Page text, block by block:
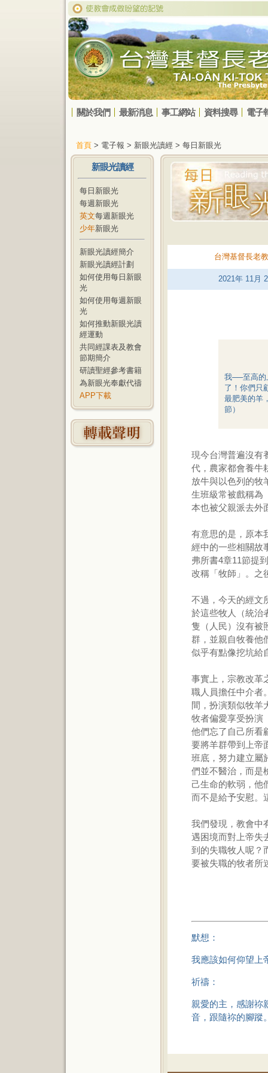
關於我們 最新消息 事工網站 資料搜尋 電子
首頁 > 電子報 > 新眼光讀經 > 每日新眼光
新眼光讀經
每日新眼光
每週新眼光
英文每週新眼光
少年新眼光
新眼光讀經簡介
新眼光讀經計劃
如何使用每日新眼
光
如何使用每週新眼
光
如何推動新眼光讀
經運動
共同經課表及教會
節期簡介
研讀聖經參考書籍
為新眼光奉獻代禱
APP下載
台灣基督長老
2021年 11月
我──至高的
了！你們只
最肥美的羊
節）
現今台灣普遍沒有
代，農家都會養牛
放牛與以色列的牧
生班級常被戲稱為
本也被父親派去外
有意思的是，原本
經中的一些相關故
弗所書4章11節提
改稱「牧師」。之
不過，今天的經文
於這些牧人（統治
隻（人民）沒有被
群，並親自牧養他
似乎有點像挖坑給
事實上，宗教改革
職人員擔任中介者
間，扮演類似牧羊
牧者偏愛享受扮演
他們忘了自己所看
要將羊群帶到上帝
班底，努力建立屬
們並不醫治，而是
己生命的軟弱，他
而不是給予安慰。
我們發現，教會中
遇困境而對上帝失
到的失職牧人呢？
要被失職的牧者所
默想：
我應該如何仰望上
祈禱：
親愛的主，感謝祢
音，跟隨祢的腳蹤